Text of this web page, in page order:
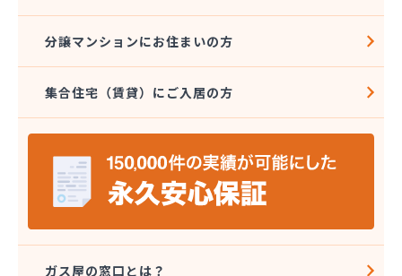
株式会社ミツウロコ 宇都宮オート営業所
株式会社ミツウロコ 宇都宮西部店
株式会社ミツウロコ 栃木支店
株式会社ミツウロコ 那須店
株式会社ミヤプロ
株式会社ミヤレン
株式会社ヤチネン
株式会社ヤマガス
株式会社稲葉商店
株式会社宇都宮プロパン容器検査工場
分譲マンションにお住まいの方
集合住宅（賃貸）にご入居の方
ガス屋の窓口とは？